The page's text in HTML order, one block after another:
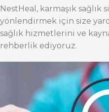
NestHeal, karmaşık
yönlendirmek için size
sağlık hizmetlerini ve
rehberlik ediyoruz.